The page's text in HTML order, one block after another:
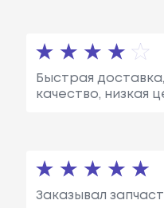
Быстрая
качество, низкая
Заказывал